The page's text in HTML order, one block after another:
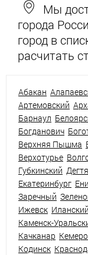
Мы
города
город в
расчитать
Абакан
Артемовский
Барнаул
Богданович
Верхняя Пышма
Верхотурье
Губкинский
Екатеринбург
Заречный
Ижевск Иланский
Каменск-
Качканар
Кодинск